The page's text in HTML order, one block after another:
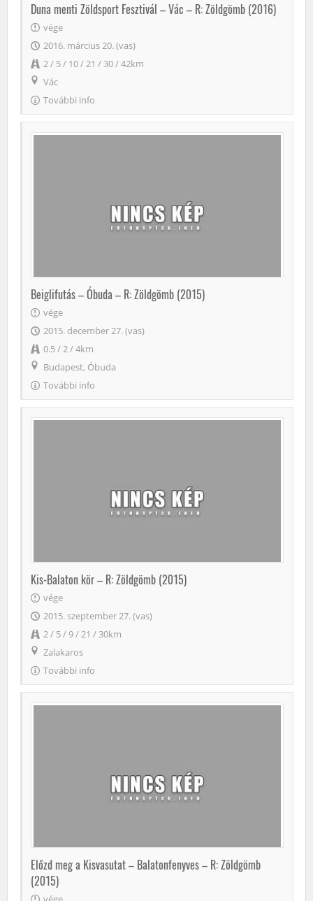
Duna menti Zöldsport Fesztivál – Vác – R: Zöldgömb (2016)
vége
2016. március 20. (vas)
2 / 5 / 10 / 21 / 30 / 42km
Vác
További info
Beiglifutás – Óbuda – R: Zöldgömb (2015)
vége
2015. december 27. (vas)
0.5 / 2 / 4km
Budapest, Óbuda
További info
Kis-Balaton kör – R: Zöldgömb (2015)
vége
2015. szeptember 27. (vas)
2 / 5 / 9 / 21 / 30km
Zalakaros
További info
Előzd meg a Kisvasutat – Balatonfenyves – R: Zöldgömb
(2015)